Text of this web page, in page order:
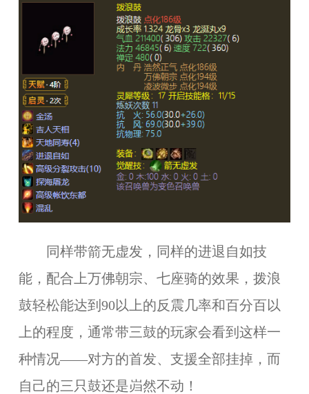
同样带箭无虚发，同样的进退自如技
能，配合上万佛朝宗、七座骑的效果，拨浪
鼓轻松能达到90以上的反震几率和百分百以
上的程度，通常带三鼓的玩家会看到这样一
种情况——对方的首发、支援全部挂掉，而
自己的三只鼓还是岿然不动！